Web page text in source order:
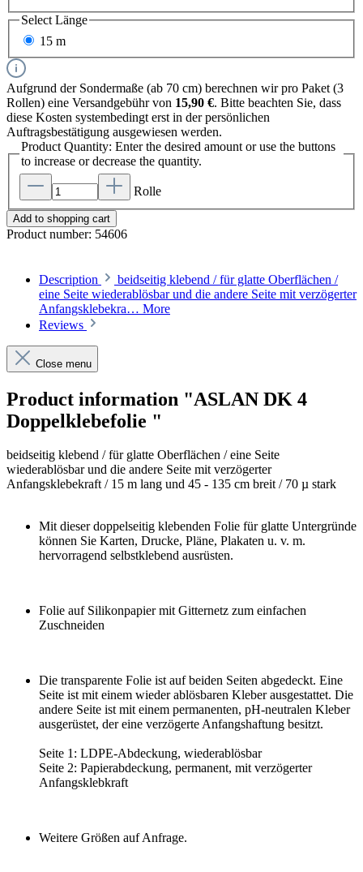
SelectLänge
15 m
Aufgrund der Sondermaße (ab 70 cm) berechnen wir pro Paket (3
Rollen) eine Versandgebühr von 15,90 €. Bitte beachten Sie, dass
diese Kosten systembedingt erst in der persönlichen
Auftragsbestätigung ausgewiesen werden.
Product Quantity: Enter the desired amount or use the buttons
to increase or decrease the quantity.
Rolle
Add to shopping cart
Product number: 54606
Description
beidseitig klebend / für glatte Oberflächen /
eine Seite wiederablösbar und die andere Seite mit verzögerter
Anfangsklebekra… More
Reviews
Close menu
Product information "ASLAN DK 4
Doppelklebefolie "
beidseitig klebend / für glatte Oberflächen / eine Seite
wiederablösbar und die andere Seite mit verzögerter
Anfangsklebekraft / 15 m lang und 45 - 135 cm breit / 70 µ stark
Mit dieser doppelseitig klebenden Folie für glatte Untergründe
können Sie Karten, Drucke, Pläne, Plakaten u. v. m.
hervorragend selbstklebend ausrüsten.
Folie auf Silikonpapier mit Gitternetz zum einfachen
Zuschneiden
Die transparente Folie ist auf beiden Seiten abgedeckt. Eine
Seite ist mit einem wieder ablösbaren Kleber ausgestattet. Die
andere Seite ist mit einem permanenten, pH-neutralen Kleber
ausgerüstet, der eine verzögerte Anfangshaftung besitzt.
Seite 1: LDPE-Abdeckung, wiederablösbar
Seite 2: Papierabdeckung, permanent, mit verzögerter
Anfangsklebkraft
Weitere Größen auf Anfrage.